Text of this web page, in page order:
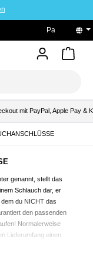
mit PayPal, Apple Pay &
genannt, stellt das
Schlauch dar, er
du NICHT das
den passenden
Normalerweise
Lieferumfang einen
dass nur